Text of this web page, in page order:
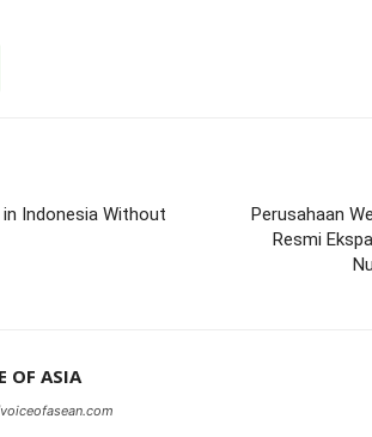
Indonesia Without
Perusahaan
Resmi
OF ASIA